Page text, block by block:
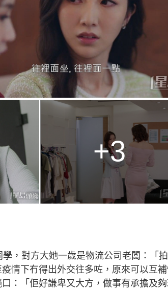
+3
，對方大她一歲是物流公司老闆：「
情下冇得出外交往多咗，原來可以互
：「佢好謙卑又大方，做事有承擔及